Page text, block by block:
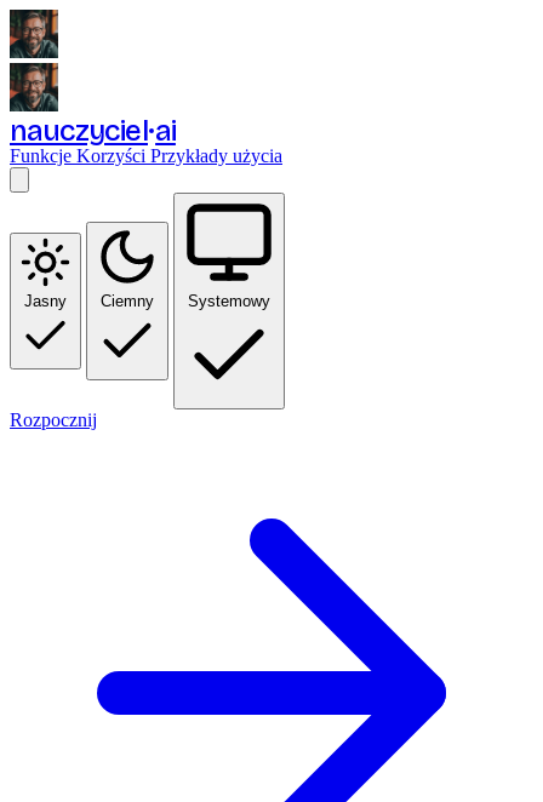
nauczyciel ai
Funkcje Korzyści Przykłady użycia
Jasny Ciemny Systemowy
Rozpocznij